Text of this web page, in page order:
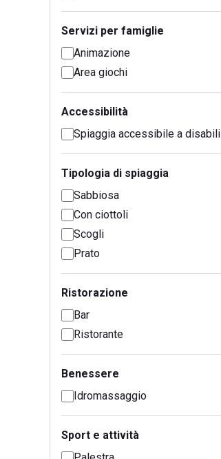
Servizi per famiglie
Animazione
Area giochi
Accessibilità
Spiaggia accessibile a disabili
Tipologia di spiaggia
Sabbiosa
Con ciottoli
Scogli
Prato
Ristorazione
Bar
Ristorante
Benessere
Idromassaggio
Sport e attività